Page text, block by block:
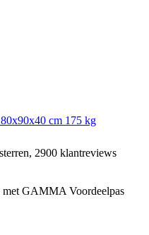
cm 175 kg
2900 klantreviews
met GAMMA Voordeelpas